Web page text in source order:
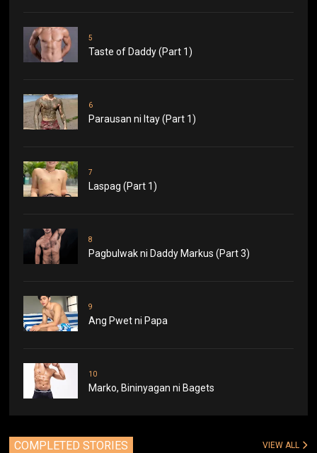
5
Taste of Daddy (Part 1)
6
Parausan ni Itay (Part 1)
7
Laspag (Part 1)
8
Pagbulwak ni Daddy Markus (Part 3)
9
Ang Pwet ni Papa
10
Marko, Bininyagan ni Bagets
COMPLETED STORIES VIEW ALL